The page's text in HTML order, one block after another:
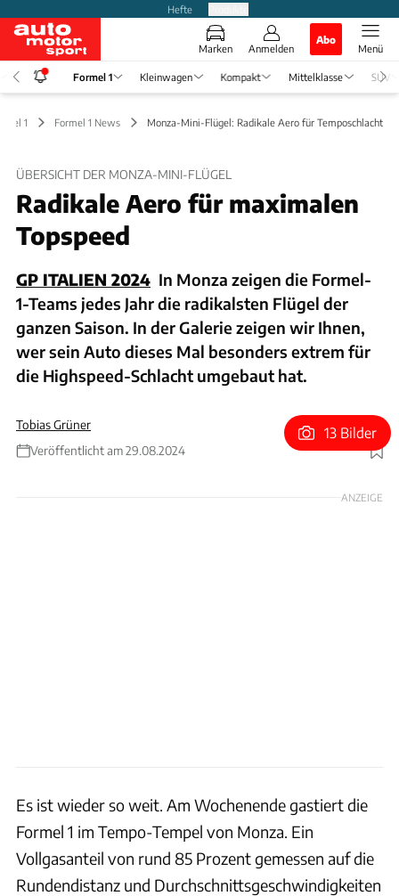
Hefte
Marken Anmelden
Abo
Menü
Formel 1 Kleinwagen Kompakt Mittelklasse SUV
1 Formel 1 News Monza-Mini-Flügel: Radikale Aero für Temposchlacht
ÜBERSICHT DER MONZA-MINI-FLÜGEL
Radikale Aero für maximalen
Topspeed
GP ITALIEN 2024 In Monza zeigen die Formel-
1-Teams jedes Jahr die radikalsten Flügel der
ganzen Saison. In der Galerie zeigen wir Ihnen,
wer sein Auto dieses Mal besonders extrem für
die Highspeed-Schlacht umgebaut hat.
Tobias Grüner
Veröffentlicht am 29.08.2024
Foto: ams
13 Bilder
ANZEIGE
Es ist wieder so weit. Am Wochenende gastiert die
Formel 1 im Tempo-Tempel von Monza. Ein
Vollgasanteil von rund 85 Prozent gemessen auf die
Rundendistanz und Durchschnittsgeschwindigkeiten